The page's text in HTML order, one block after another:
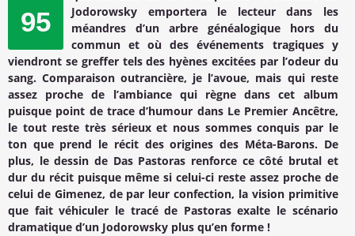
95
Jodorowsky emportera le lecteur dans les
méandres d’un arbre généalogique hors du
commun et où des événements tragiques y
viendront se greffer tels des hyènes excitées par l’odeur du
sang. Comparaison outrancière, je l’avoue, mais qui reste
assez proche de l’ambiance qui règne dans cet album
puisque point de trace d’humour dans Le Premier Ancêtre,
le tout reste très sérieux et nous sommes conquis par le
ton que prend le récit des origines des Méta-Barons. De
plus, le dessin de Das Pastoras renforce ce côté brutal et
dur du récit puisque même si celui-ci reste assez proche de
celui de Gimenez, de par leur confection, la vision primitive
que fait véhiculer le tracé de Pastoras exalte le scénario
dramatique d’un Jodorowsky plus qu’en forme !